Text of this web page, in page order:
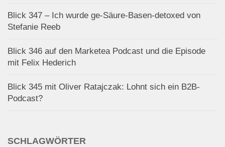
Blick 347 – Ich wurde ge-Säure-Basen-detoxed von
Stefanie Reeb
Blick 346 auf den Marketea Podcast und die Episode
mit Felix Hederich
Blick 345 mit Oliver Ratajczak: Lohnt sich ein B2B-
Podcast?
SCHLAGWÖRTER